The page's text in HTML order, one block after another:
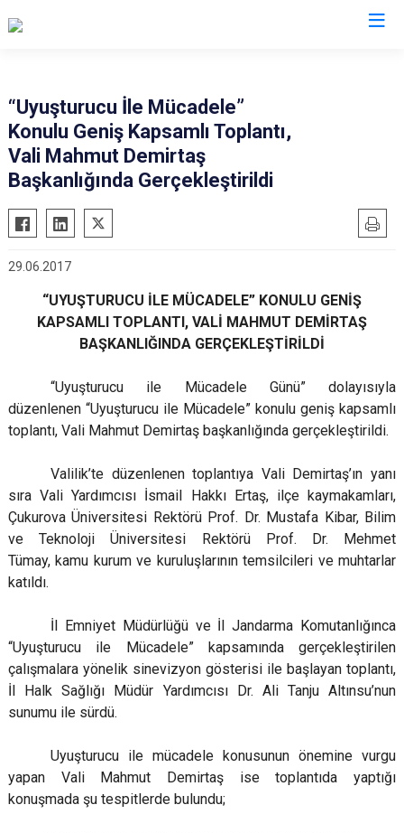
“Uyuşturucu İle Mücadele”
Konulu Geniş Kapsamlı Toplantı,
Vali Mahmut Demirtaş
Başkanlığında Gerçekleştirildi
29.06.2017
“UYUŞTURUCU İLE MÜCADELE” KONULU GENİŞ
KAPSAMLI TOPLANTI, VALİ MAHMUT DEMİRTAŞ
BAŞKANLIĞINDA GERÇEKLEŞTİRİLDİ
“Uyuşturucu ile Mücadele Günü” dolayısıyla
düzenlenen “Uyuşturucu ile Mücadele” konulu geniş kapsamlı
toplantı, Vali Mahmut Demirtaş başkanlığında gerçekleştirildi.
Valilik’te düzenlenen toplantıya Vali Demirtaş’ın yanı
sıra Vali Yardımcısı İsmail Hakkı Ertaş, ilçe kaymakamları,
Çukurova Üniversitesi Rektörü Prof. Dr. Mustafa Kibar, Bilim
ve Teknoloji Üniversitesi Rektörü Prof. Dr. Mehmet
Tümay, kamu kurum ve kuruluşlarının temsilcileri ve muhtarlar
katıldı.
İl Emniyet Müdürlüğü ve İl Jandarma Komutanlığınca
“Uyuşturucu ile Mücadele” kapsamında gerçekleştirilen
çalışmalara yönelik sinevizyon gösterisi ile başlayan toplantı,
İl Halk Sağlığı Müdür Yardımcısı Dr. Ali Tanju Altınsu’nun
sunumu ile sürdü.
Uyuşturucu ile mücadele konusunun önemine vurgu
yapan Vali Mahmut Demirtaş ise toplantıda yaptığı
konuşmada şu tespitlerde bulundu;